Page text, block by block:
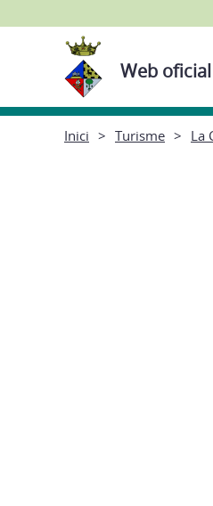
Web
Inici Turisme La